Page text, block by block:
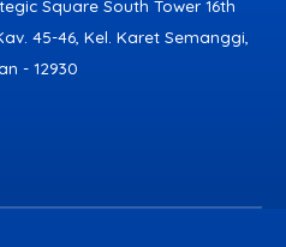
All Rights Reserved